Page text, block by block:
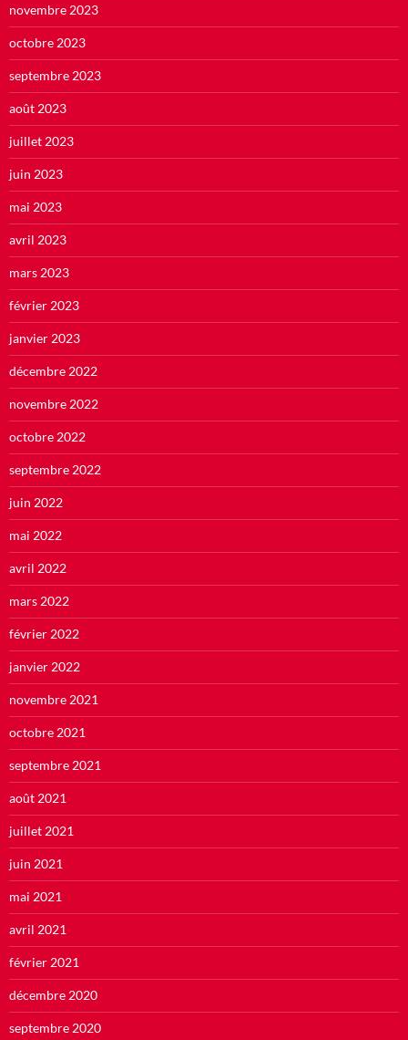
novembre 2023
octobre 2023
septembre 2023
août 2023
juillet 2023
juin 2023
mai 2023
avril 2023
mars 2023
février 2023
janvier 2023
décembre 2022
novembre 2022
octobre 2022
septembre 2022
juin 2022
mai 2022
avril 2022
mars 2022
février 2022
janvier 2022
novembre 2021
octobre 2021
septembre 2021
août 2021
juillet 2021
juin 2021
mai 2021
avril 2021
février 2021
décembre 2020
septembre 2020